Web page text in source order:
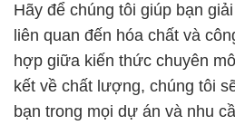
Hãy để chúng tôi giúp bạn
liên quan đến hóa chất và
hợp giữa kiến thức chuyên
kết về chất lượng, chúng tôi
bạn trong mọi dự án và nhu